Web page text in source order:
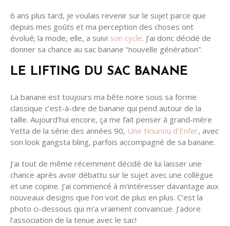
6 ans plus tard, je voulais revenir sur le sujet parce que
depuis mes goûts et ma perception des choses ont
évolué; la mode, elle, a suivi son cycle. J’ai donc décidé de
donner sa chance au sac banane “nouvelle génération”.
LE LIFTING DU SAC BANANE
La banane est toujours ma bête noire sous sa forme
classique c’est-à-dire de banane qui pend autour de la
taille. Aujourd’hui encore, ça me fait penser à grand-mère
Yetta de la série des années 90, Une Nounou d’Enfer, avec
son look gangsta bling, parfois accompagné de sa banane.
J’ai tout de même récemment décidé de lui laisser une
chance après avoir débattu sur le sujet avec une collègue
et une copine. J’ai commencé à m’intéresser davantage aux
nouveaux designs que l’on voit de plus en plus. C’est la
photo ci-dessous qui m’a vraiment convaincue. J’adore
l’association de la tenue avec le sac!